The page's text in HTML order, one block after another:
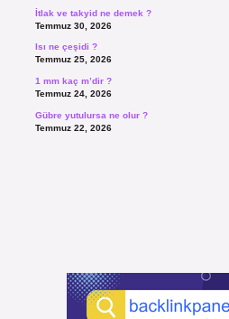
İtlak ve takyid ne demek ?
Temmuz 30, 2026
Isı ne çeşidi ?
Temmuz 25, 2026
1 mm kaç m’dir ?
Temmuz 24, 2026
Gübre yutulursa ne olur ?
Temmuz 22, 2026